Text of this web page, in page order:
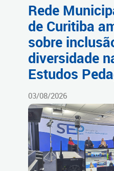
Rede
de Curitiba
sobre
diversidade
Estudos
03/08/2026